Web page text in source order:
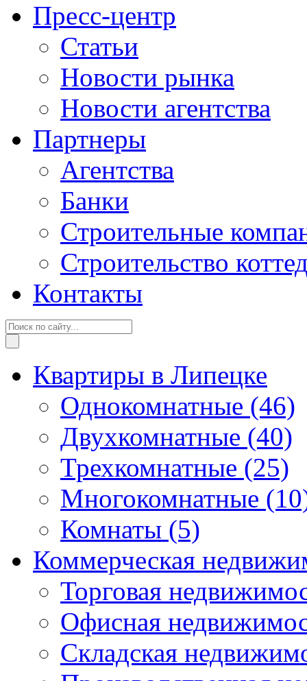
Пресс-центр
Статьи
Новости рынка
Новости агентства
Партнеры
Агентства
Банки
Строительные
Строительство
Контакты
Квартиры в Липецке
Однокомнатные (46)
Двухкомнатные (40)
Трехкомнатные (25)
Многокомнатные
Комнаты (5)
Коммерческая
Торговая
Офисная
Складская